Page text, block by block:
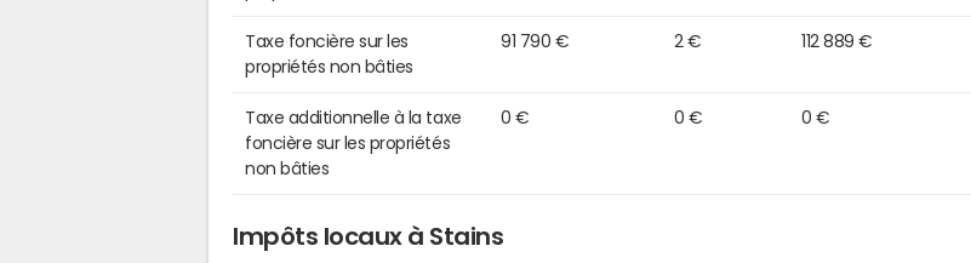
Taxe foncière sur les
propriétés non bâties
91 790 € 2 € 112 889 €
Taxe additionnelle à la taxe
foncière sur les propriétés
non bâties
0 € 0 € 0 €
Impôts locaux à Stains